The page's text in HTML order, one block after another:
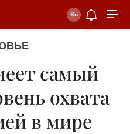
самый
охвата
в мире